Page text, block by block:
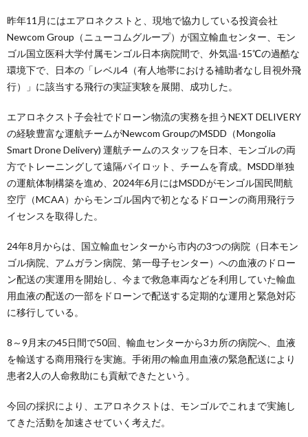
昨年11月にはエアロネクストと、現地で協力している投資会社
Newcom Group（ニューコムグループ）が国立輸血センター、モン
ゴル国立医科大学付属モンゴル日本病院間で、外気温-15℃の過酷な
環境下で、日本の「レベル4（有人地帯における補助者なし目視外飛
行）」に該当する飛行の実証実験を展開、成功した。
エアロネクスト子会社でドローン物流の実務を担うNEXT DELIVERY
の経験豊富な運航チームがNewcom GroupのMSDD（Mongolia
Smart Drone Delivery) 運航チームのスタッフを日本、モンゴルの両
方でトレーニングして遠隔パイロット、チームを育成。MSDD単独
の運航体制構築を進め、2024年6月にはMSDDがモンゴル国民間航
空庁（MCAA）からモンゴル国内で初となるドローンの商用飛行ラ
イセンスを取得した。
24年8月からは、国立輸血センターから市内の3つの病院（日本モン
ゴル病院、アムガラン病院、第一母子センター）への血液のドロー
ン配送の実運用を開始し、今まで救急車両などを利用していた輸血
用血液の配送の一部をドローンで配送する定期的な運用と緊急対応
に移行している。
8～9月末の45日間で50回、輸血センターから3カ所の病院へ、血液
を輸送する商用飛行を実施。手術用の輸血用血液の緊急配送により
患者2人の人命救助にも貢献できたという。
今回の採択により、エアロネクストは、モンゴルでこれまで実施し
てきた活動を加速させていく考えだ。